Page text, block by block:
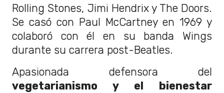
Rolling Stones, Jimi Hendrix y The Doors.
Se casó con Paul McCartney en 1969 y
colaboró ​​con él en su banda Wings
durante su carrera post-Beatles.
Apasionada defensora del
vegetarianismo y el bienestar